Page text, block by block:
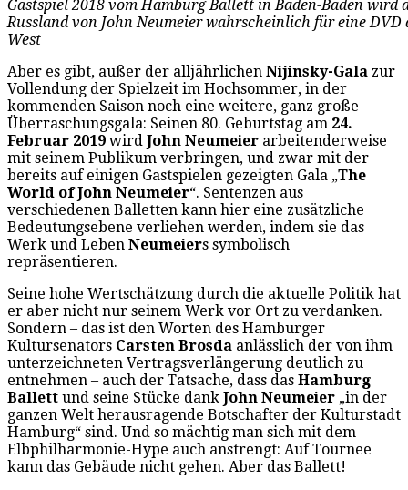
Gastspiel 2018 vom Hamburg Ballett in Baden-Baden wird
Russland von John Neumeier wahrscheinlich für eine
West
Aber es gibt, außer der alljährlichen Nijinsky-Gala zur
Vollendung der Spielzeit im Hochsommer, in der
kommenden Saison noch eine weitere, ganz große
Überraschungsgala: Seinen 80. Geburtstag am 24.
Februar 2019 wird John Neumeier arbeitenderweise
mit seinem Publikum verbringen, und zwar mit der
bereits auf einigen Gastspielen gezeigten Gala „The
World of John Neumeier“. Sentenzen aus
verschiedenen Balletten kann hier eine zusätzliche
Bedeutungsebene verliehen werden, indem sie das
Werk und Leben Neumeiers symbolisch
repräsentieren.
Seine hohe Wertschätzung durch die aktuelle Politik hat
er aber nicht nur seinem Werk vor Ort zu verdanken.
Sondern – das ist den Worten des Hamburger
Kultursenators Carsten Brosda anlässlich der von ihm
unterzeichneten Vertragsverlängerung deutlich zu
entnehmen – auch der Tatsache, dass das Hamburg
Ballett und seine Stücke dank John Neumeier „in der
ganzen Welt herausragende Botschafter der Kulturstadt
Hamburg“ sind. Und so mächtig man sich mit dem
Elbphilharmonie-Hype auch anstrengt: Auf Tournee
kann das Gebäude nicht gehen. Aber das Ballett!